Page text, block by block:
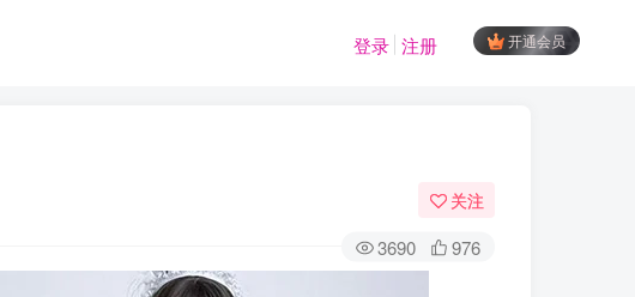
开通会员
登录 注册
关注
3690 976